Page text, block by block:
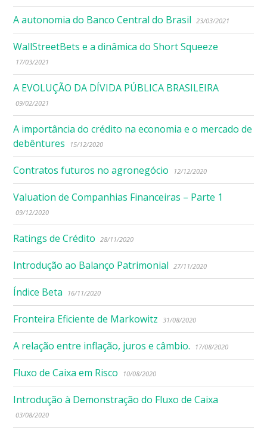
A autonomia do Banco Central do Brasil 23/03/2021
WallStreetBets e a dinâmica do Short Squeeze
17/03/2021
A EVOLUÇÃO DA DÍVIDA PÚBLICA BRASILEIRA
09/02/2021
A importância do crédito na economia e o mercado de
debêntures
15/12/2020
Contratos futuros no agronegócio 12/12/2020
Valuation de Companhias Financeiras – Parte 1
09/12/2020
Ratings de Crédito 28/11/2020
Introdução ao Balanço Patrimonial 27/11/2020
Índice Beta 16/11/2020
Fronteira Eficiente de Markowitz 31/08/2020
A relação entre inflação, juros e câmbio. 17/08/2020
Fluxo de Caixa em Risco 10/08/2020
Introdução à Demonstração do Fluxo de Caixa
03/08/2020